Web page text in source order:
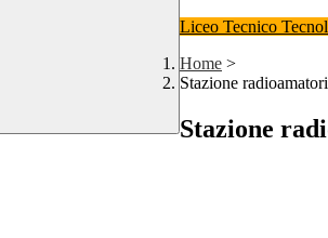
Liceo Tecnico
Home >
Stazione
Stazione